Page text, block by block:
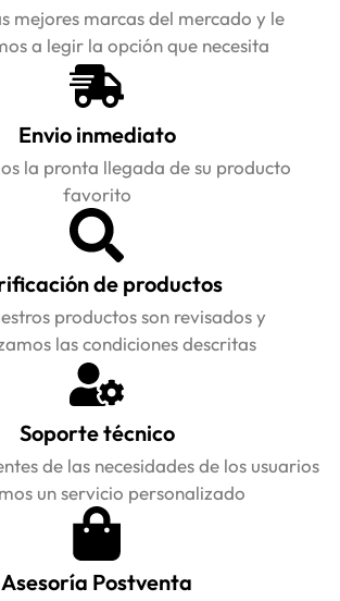
mejores marcas del mercado y le
a legir la opción que necesita
Envio inmediato
la pronta llegada de su producto
favorito
de productos
productos son revisados y
las condiciones descritas
Soporte técnico
de las necesidades de los usuarios
un servicio personalizado
Asesoría Postventa